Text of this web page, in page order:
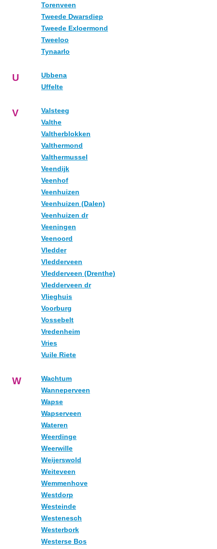
Torenveen
Tweede Dwarsdiep
Tweede Exloermond
Tweeloo
Tynaarlo
U
Ubbena
Uffelte
V
Valsteeg
Valthe
Valtherblokken
Valthermond
Valthermussel
Veendijk
Veenhof
Veenhuizen
Veenhuizen (Dalen)
Veenhuizen dr
Veeningen
Veenoord
Vledder
Vledderveen
Vledderveen (Drenthe)
Vledderveen dr
Vlieghuis
Voorburg
Vossebelt
Vredenheim
Vries
Vuile Riete
W
Wachtum
Wanneperveen
Wapse
Wapserveen
Wateren
Weerdinge
Weerwille
Weijerswold
Weiteveen
Wemmenhove
Westdorp
Westeinde
Westenesch
Westerbork
Westerse Bos